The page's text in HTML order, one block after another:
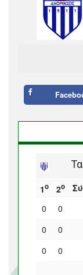
1ο 2ο
0 0
0
0
0
0